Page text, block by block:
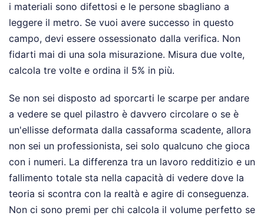
i materiali sono difettosi e le persone sbagliano a
leggere il metro. Se vuoi avere successo in questo
campo, devi essere ossessionato dalla verifica. Non
fidarti mai di una sola misurazione. Misura due volte,
calcola tre volte e ordina il 5% in più.
Se non sei disposto ad sporcarti le scarpe per andare
a vedere se quel pilastro è davvero circolare o se è
un'ellisse deformata dalla cassaforma scadente, allora
non sei un professionista, sei solo qualcuno che gioca
con i numeri. La differenza tra un lavoro redditizio e un
fallimento totale sta nella capacità di vedere dove la
teoria si scontra con la realtà e agire di conseguenza.
Non ci sono premi per chi calcola il volume perfetto se